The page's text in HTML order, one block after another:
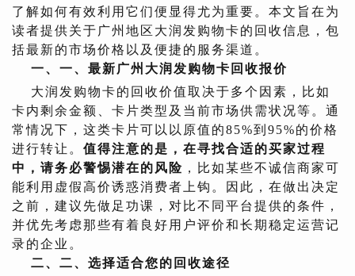
了解如何有效利用它们便显得尤为重要。本文旨在为
读者提供关于广州地区大润发购物卡的回收信息，包
括最新的市场价格以及便捷的服务渠道。
一、 一、最新广州大润发购物卡回收报价
大润发购物卡的回收价值取决于多个因素，比如
卡内剩余金额、卡片类型及当前市场供需状况等。通
常情况下，这类卡片可以以原值的85%到95%的价格
进行转让。 值得注意的是，在寻找合适的买家过程
中，请务必警惕潜在的风险 ，比如某些不诚信商家可
能利用虚假高价诱惑消费者上钩。因此，在做出决定
之前，建议先做足功课，对比不同平台提供的条件，
并优先考虑那些有着良好用户评价和长期稳定运营记
录的企业。
二、 二、选择适合您的回收途径